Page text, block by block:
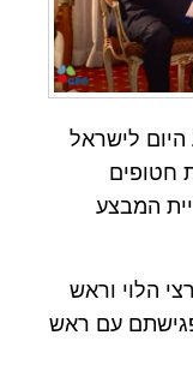
לישראל
חטופים
המבצע
הלוי וראש
עם ראש